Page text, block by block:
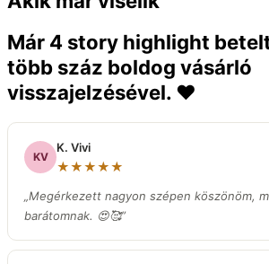
Már 4 story highlight
több száz boldog vásárló
visszajelzésével. ❤️
KV
K. Vivi
★★★★★
„Megérkezett nagyon szépen köszönöm,
barátomnak. 😍🥰”